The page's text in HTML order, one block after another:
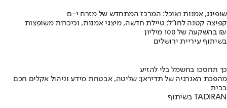
שופינג, אמנות ואוכל: המרכז המתחדש של מזרח י-ם
קפיצה קטנה לחו"ל: טיילת חדשה, מיצגי אמנות, וכיכרות משופצות
בהשקעה של 100 מיליון ₪
בשיתוף עיריית ירושלים
כך תחסכו בחשמל בלי להזיע
מהפכת האנרגיה של תדיראן: שליטה, אבטחת מידע וניהול אקלים חכם
בבית
בשיתוף TADIRAN